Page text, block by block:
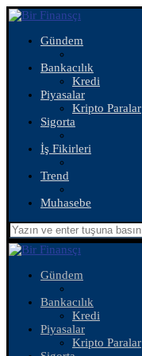
Gündem
Bankacılık
Kredi
Piyasalar
Kripto Paralar
Sigorta
İş Fikirleri
Trend
Muhasebe
Gündem
Bankacılık
Kredi
Piyasalar
Kripto Paralar